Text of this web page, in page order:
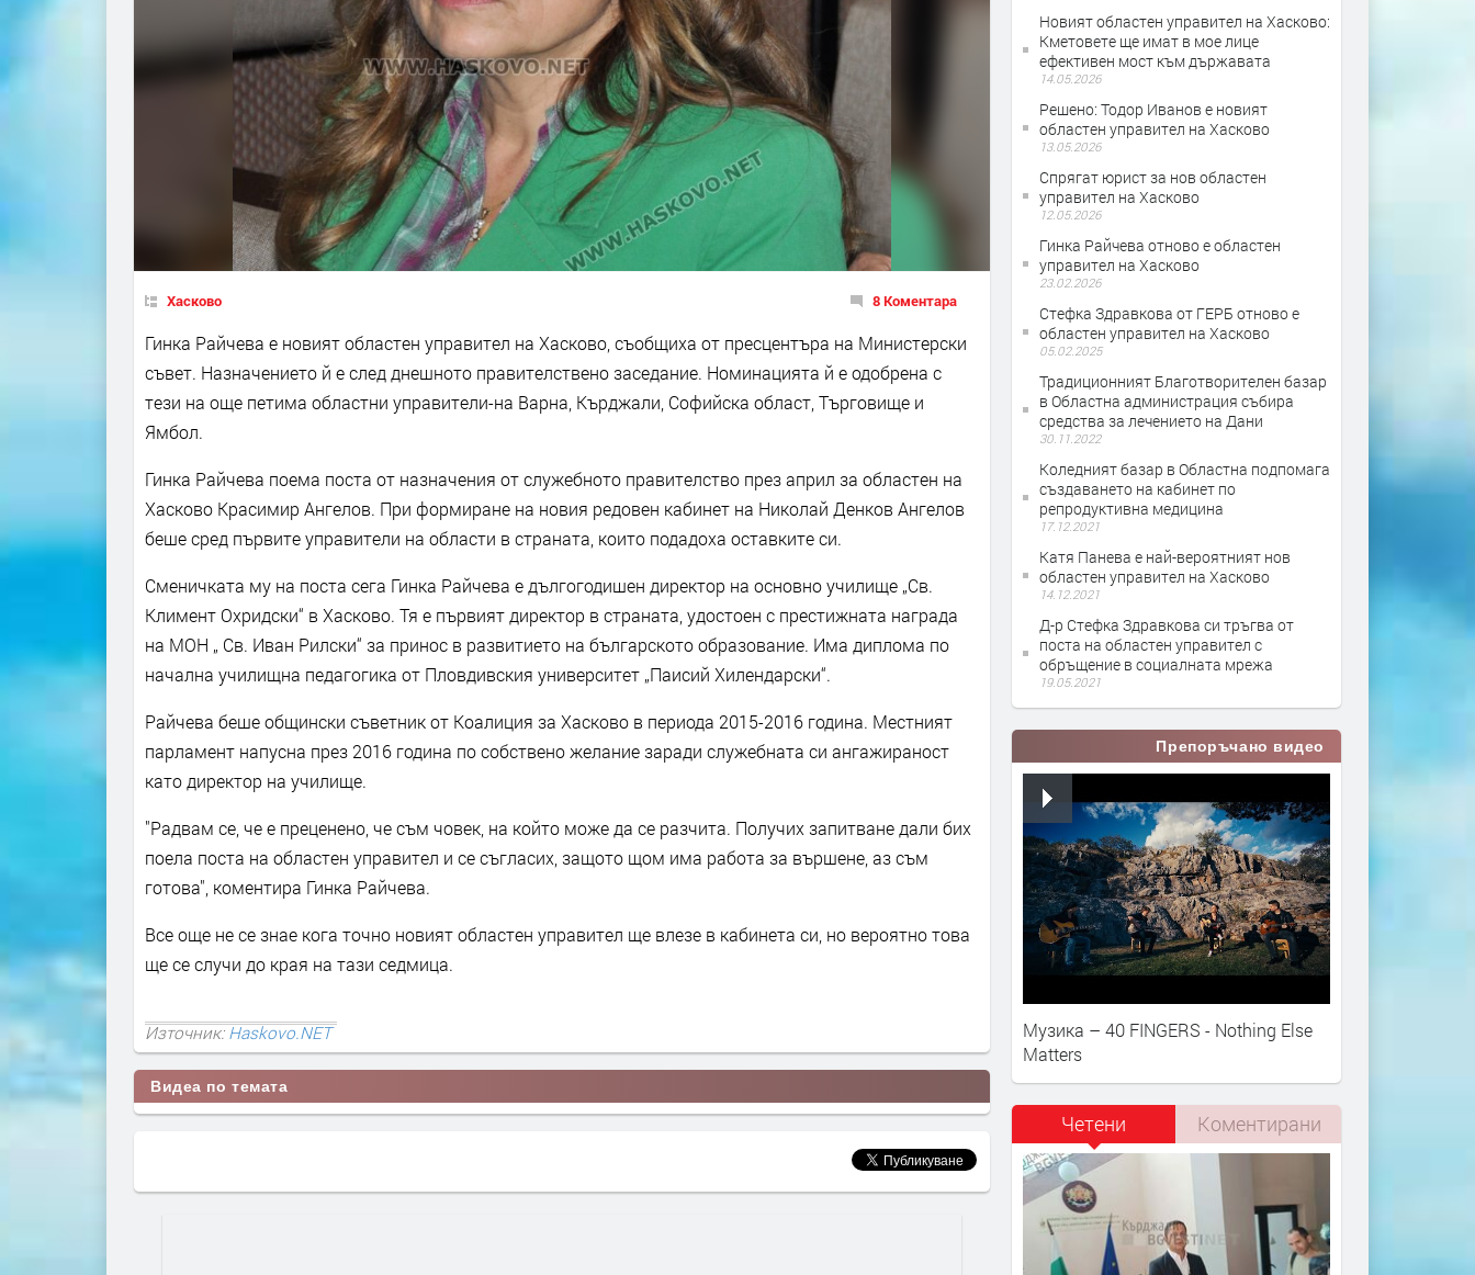
Хасково 8 Коментара
Гинка Райчева е новият областен управител на Хасково, съобщиха от пресцентъра на Министерски
съвет. Назначението й е след днешното правителствено заседание. Номинацията й е одобрена с
тези на още петима областни управители-на Варна, Кърджали, Софийска област, Търговище и
Ямбол.
Гинка Райчева поема поста от назначения от служебното правителство през април за областен на
Хасково Красимир Ангелов. При формиране на новия редовен кабинет на Николай Денков Ангелов
беше сред първите управители на области в страната, които подадоха оставките си.
Сменичката му на поста сега Гинка Райчева е дългогодишен директор на основно училище „Св.
Климент Охридски“ в Хасково. Тя е първият директор в страната, удостоен с престижната награда
на МОН „ Св. Иван Рилски“ за принос в развитието на българското образование. Има диплома по
начална училищна педагогика от Пловдивския университет „Паисий Хилендарски“.
Райчева беше общински съветник от Коалиция за Хасково в периода 2015-2016 година. Местният
парламент напусна през 2016 година по собствено желание заради служебната си ангажираност
като директор на училище.
"Радвам се, че е преценено, че съм човек, на който може да се разчита. Получих запитване дали бих
поела поста на областен управител и се съгласих, защото щом има работа за вършене, аз съм
готова", коментира Гинка Райчева.
Все още не се знае кога точно новият областен управител ще влезе в кабинета си, но вероятно това
ще се случи до края на тази седмица.
Източник:Haskovo.NET
Видеа по темата
Новият областен управител на Хасково:
Кметовете ще имат в мое лице
ефективен мост към държавата
14.05.2026
Решено: Тодор Иванов е новият
областен управител на Хасково
13.05.2026
Спрягат юрист за нов областен
управител на Хасково
12.05.2026
Гинка Райчева отново е областен
управител на Хасково
23.02.2026
Стефка Здравкова от ГЕРБ отново е
областен управител на Хасково
05.02.2025
Традиционният Благотворителен базар
в Областна администрация събира
средства за лечението на Дани
30.11.2022
Коледният базар в Областна подпомага
създаването на кабинет по
репродуктивна медицина
17.12.2021
Катя Панева е най-вероятният нов
областен управител на Хасково
14.12.2021
Д-р Стефка Здравкова си тръгва от
поста на областен управител с
обръщение в социалната мрежа
19.05.2021
Препоръчано видео
Музика – 40 FINGERS - Nothing Else
Matters
Четени Коментирани